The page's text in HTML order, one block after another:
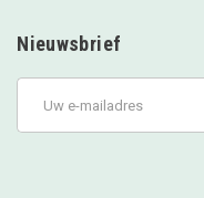
Nieuwsbrief